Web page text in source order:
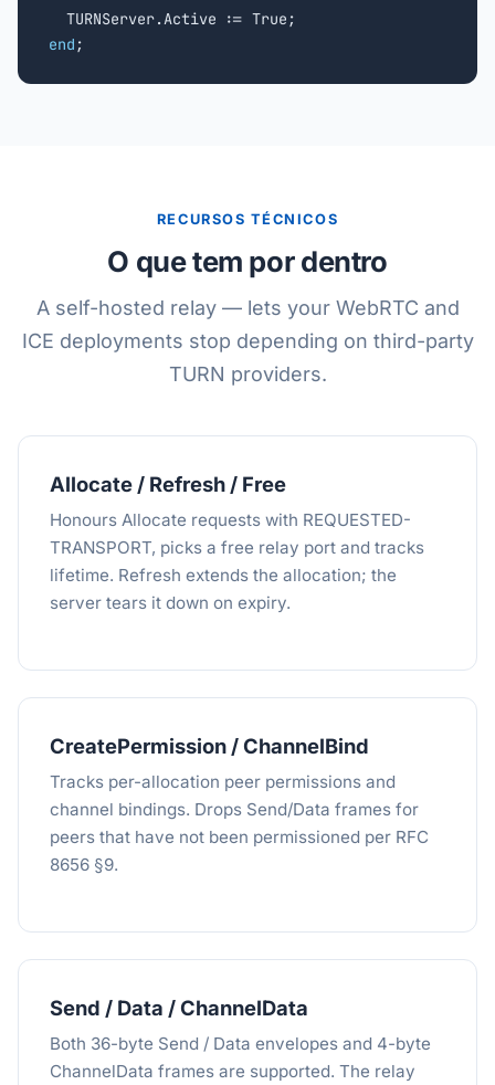
end ;
RECURSOS TÉCNICOS
O que tem por dentro
A self-hosted relay — lets your WebRTC and
ICE deployments stop depending on third-party
TURN providers.
Allocate / Refresh / Free
Honours Allocate requests with REQUESTED-
TRANSPORT, picks a free relay port and tracks
lifetime. Refresh extends the allocation; the
server tears it down on expiry.
CreatePermission / ChannelBind
Tracks per-allocation peer permissions and
channel bindings. Drops Send/Data frames for
peers that have not been permissioned per RFC
8656 §9.
Send / Data / ChannelData
Both 36-byte Send / Data envelopes and 4-byte
ChannelData frames are supported. The relay